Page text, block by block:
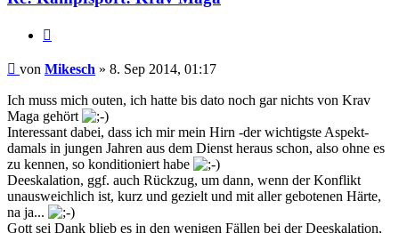
Beitrag
von Mikesch » 8. Sep 2014, 01:17
Ich muss mich outen, ich hatte bis dato noch gar nichts von Krav
Maga gehört
Interessant dabei, dass ich mir mein Hirn -der wichtigste Aspekt-
damals in jungen Jahren aus dem Dienst heraus schon, also ohne es
zu kennen, so konditioniert habe
Deeskalation, ggf. auch Rückzug, um dann, wenn der Konflikt
unausweichlich ist, kurz und gezielt und mit aller gebotenen Härte,
na ja...
Gott sei Dank blieb es in den wenigen Fällen bei der Deeskalation,